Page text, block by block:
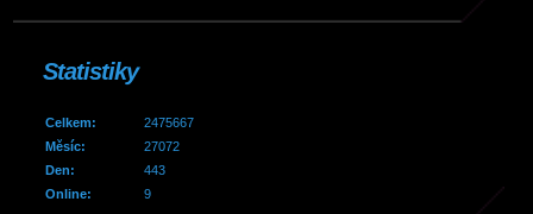
Statistiky
Online: 9
Celkem:
2475667
Měsíc:
27072
Den:
443